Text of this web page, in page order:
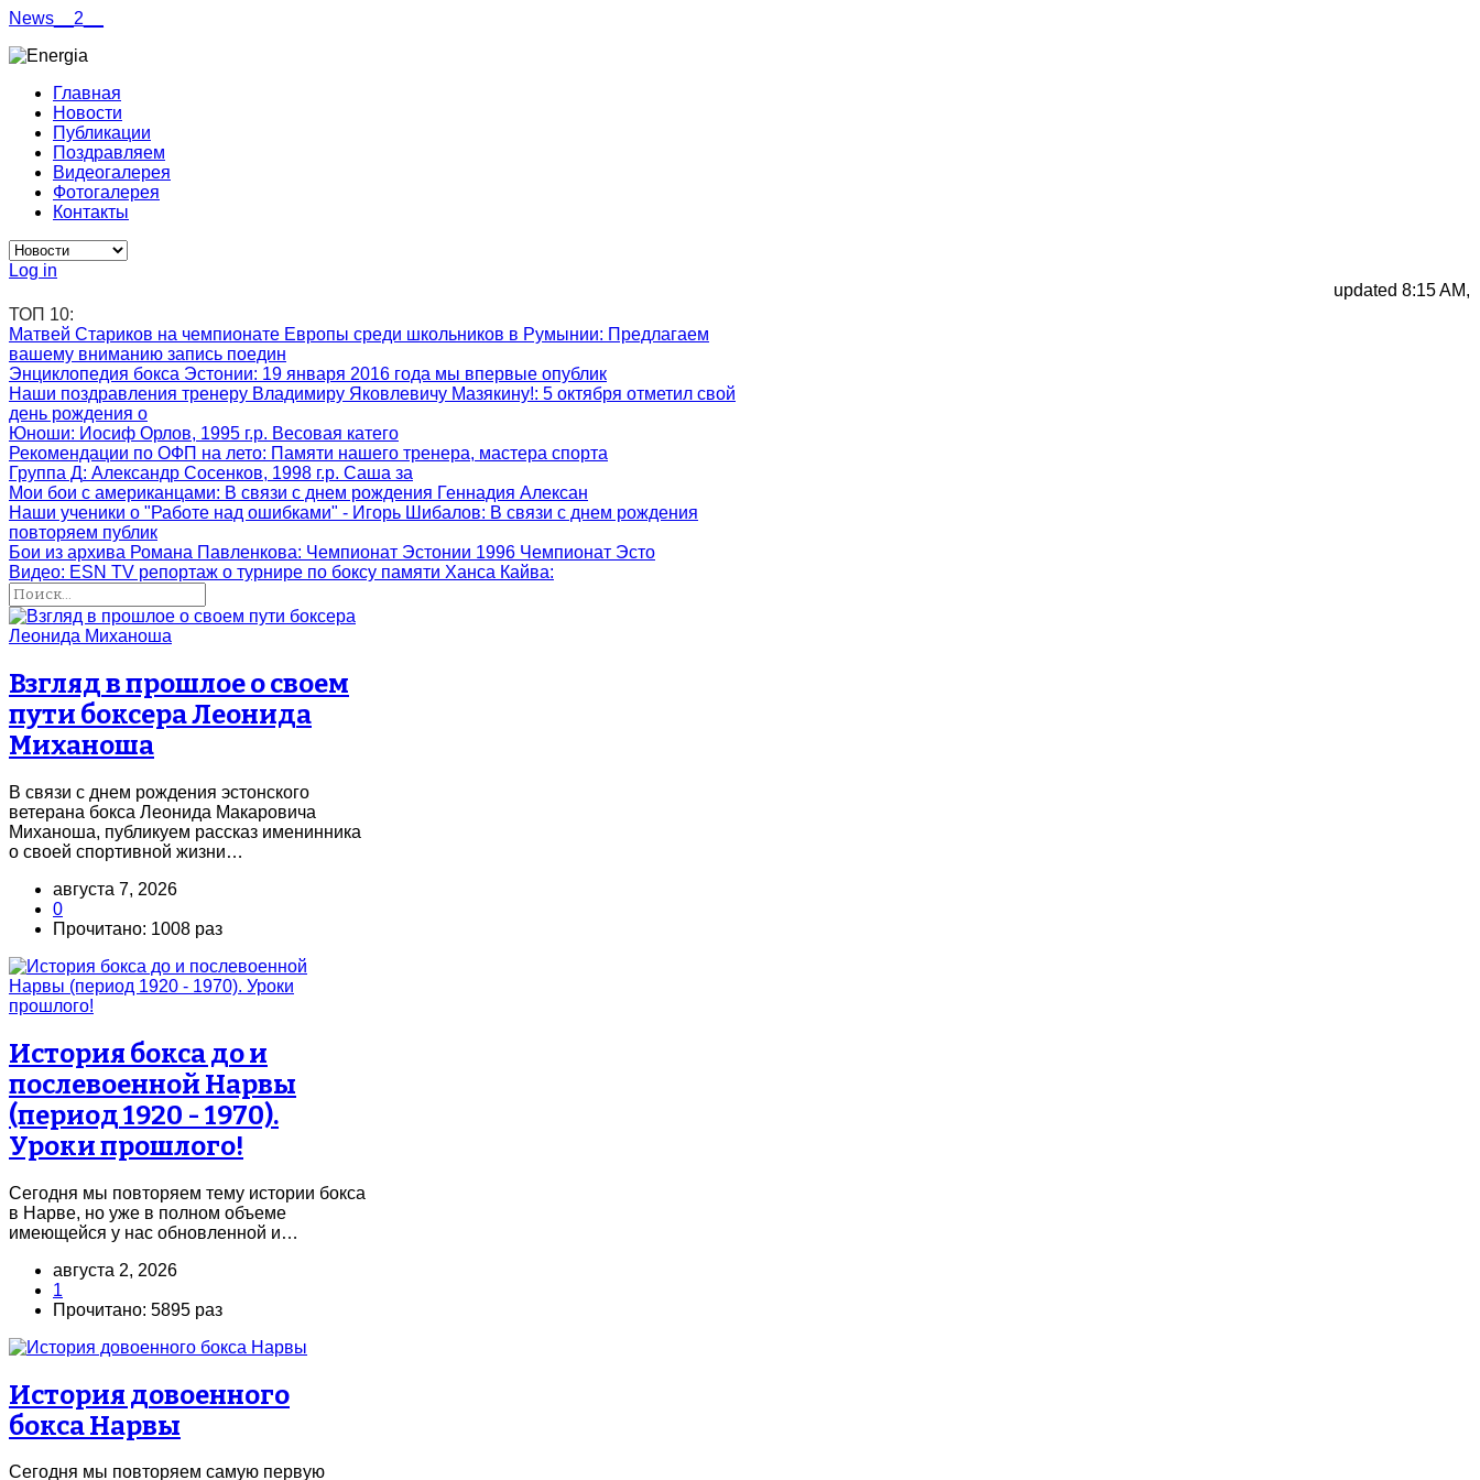
News__2__
Главная
Новости
Публикации
Поздравляем
Видеогалерея
Фотогалерея
Контакты
Log in
updated 8:15 AM,
ТОП 10:
Матвей Стариков на чемпионате Европы среди школьников в Румынии: Предлагаем
вашему вниманию запись поедин
Энциклопедия бокса Эстонии: 19 января 2016 года мы впервые опублик
Наши поздравления тренеру Владимиру Яковлевичу Мазякину!: 5 октября отметил свой
день рождения о
Юноши: Иосиф Орлов, 1995 г.р. Весовая катего
Рекомендации по ОФП на лето: Памяти нашего тренера, мастера спорта
Группа Д: Александр Сосенков, 1998 г.р. Саша за
Мои бои с американцами: В связи с днем рождения Геннадия Алексан
Наши ученики о "Работе над ошибками" - Игорь Шибалов: В связи с днем рождения
повторяем публик
Бои из архива Романа Павленкова: Чемпионат Эстонии 1996 Чемпионат Эсто
Видео: ESN TV репортаж о турнире по боксу памяти Ханса Кайва:
Взгляд в прошлое о своем
пути боксера Леонида
Миханоша
В связи с днем рождения эстонского
ветерана бокса Леонида Макаровича
Миханоша, публикуем рассказ именинника
о своей спортивной жизни…
августа 7, 2026
0
Прочитано: 1008 раз
История бокса до и
послевоенной Нарвы
(период 1920 - 1970).
Уроки прошлого!
Сегодня мы повторяем тему истории бокса
в Нарве, но уже в полном объеме
имеющейся у нас обновленной и…
августа 2, 2026
1
Прочитано: 5895 раз
История довоенного
бокса Нарвы
Сегодня мы повторяем самую первую